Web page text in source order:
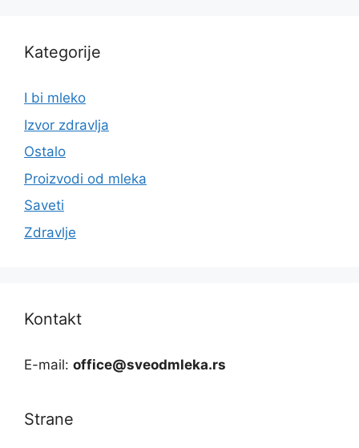
Kategorije
I bi mleko
Izvor zdravlja
Ostalo
Proizvodi od mleka
Saveti
Zdravlje
Kontakt
E-mail: office@sveodmleka.rs
Strane